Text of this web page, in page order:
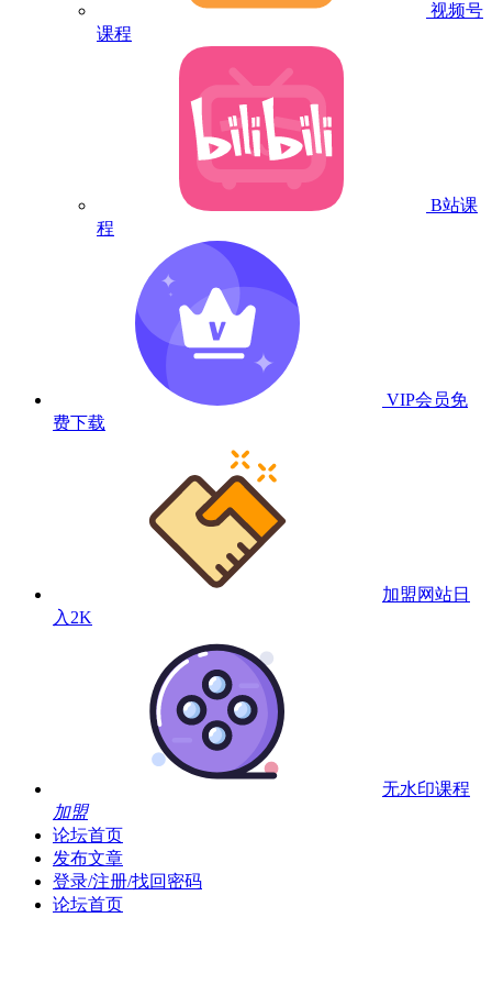
视频号
课程
B站课
程
VIP会员免
费下载
加盟网站日
入2K
无水印课程
加盟
论坛首页
发布文章
登录/注册/找回密码
论坛首页